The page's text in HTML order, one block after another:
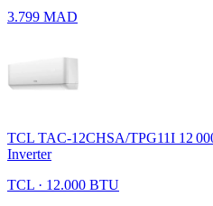
3.799 MAD
TCL TAC-12CHSA/TPG11I 12
Inverter
TCL · 12.000 BTU